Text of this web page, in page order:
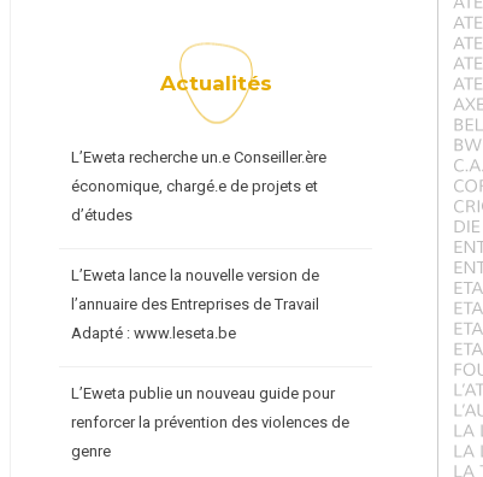
Actualités
L’Eweta recherche un.e Conseiller.ère
économique, chargé.e de projets et
d’études
L’Eweta lance la nouvelle version de
l’annuaire des Entreprises de Travail
Adapté : www.leseta.be
L’Eweta publie un nouveau guide pour
renforcer la prévention des violences de
genre